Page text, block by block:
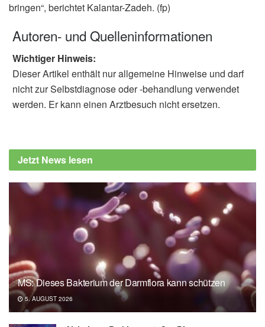
bringen“, berichtet Kalantar-Zadeh. (fp)
Autoren- und Quelleninformationen
Wichtiger Hinweis:
Dieser Artikel enthält nur allgemeine Hinweise und darf
nicht zur Selbstdiagnose oder -behandlung verwendet
werden. Er kann einen Arztbesuch nicht ersetzen.
Jetzt News lesen
MS: Dieses Bakterium der Darmflora kann schützen
5. AUGUST 2026